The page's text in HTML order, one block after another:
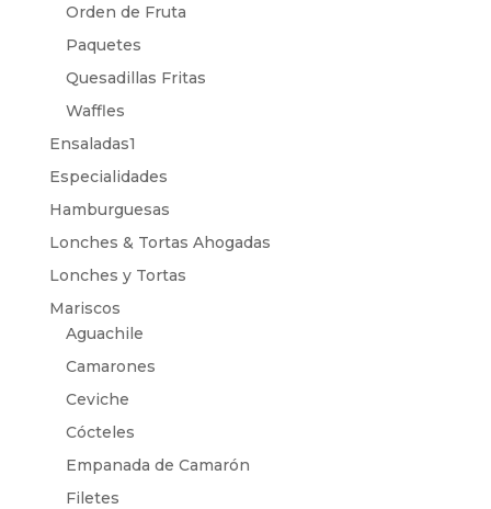
Orden de Fruta
Paquetes
Quesadillas Fritas
Waffles
Ensaladas1
Especialidades
Hamburguesas
Lonches & Tortas Ahogadas
Lonches y Tortas
Mariscos
Aguachile
Camarones
Ceviche
Cócteles
Empanada de Camarón
Filetes